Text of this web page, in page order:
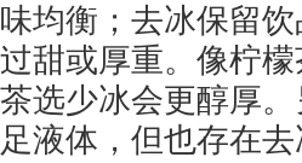
味均衡；去冰保留
过甜或厚重。像柠
茶选少冰会更醇厚
足液体，但也存在